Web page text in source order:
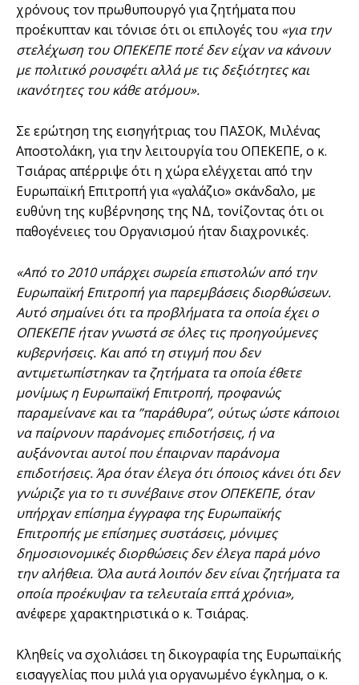
χρόνους τον πρωθυπουργό για ζητήματα που
προέκυπταν και τόνισε ότι οι επιλογές του «για την
στελέχωση του ΟΠΕΚΕΠΕ ποτέ δεν είχαν να κάνουν
με πολιτικό ρουσφέτι αλλά με τις δεξιότητες και
ικανότητες του κάθε ατόμου».
Σε ερώτηση της εισηγήτριας του ΠΑΣΟΚ, Μιλένας
Αποστολάκη, για την λειτουργία του ΟΠΕΚΕΠΕ, ο κ.
Τσιάρας απέρριψε ότι η χώρα ελέγχεται από την
Ευρωπαϊκή Επιτροπή για «γαλάζιο» σκάνδαλο, με
ευθύνη της κυβέρνησης της ΝΔ, τονίζοντας ότι οι
παθογένειες του Οργανισμού ήταν διαχρονικές.
«Από το 2010 υπάρχει σωρεία επιστολών από την
Ευρωπαϊκή Επιτροπή για παρεμβάσεις διορθώσεων.
Αυτό σημαίνει ότι τα προβλήματα τα οποία έχει ο
ΟΠΕΚΕΠΕ ήταν γνωστά σε όλες τις προηγούμενες
κυβερνήσεις. Και από τη στιγμή που δεν
αντιμετωπίστηκαν τα ζητήματα τα οποία έθετε
μονίμως η Ευρωπαϊκή Επιτροπή, προφανώς
παραμείνανε και τα ”παράθυρα”, ούτως ώστε κάποιοι
να παίρνουν παράνομες επιδοτήσεις, ή να
αυξάνονται αυτοί που έπαιρναν παράνομα
επιδοτήσεις. Άρα όταν έλεγα ότι όποιος κάνει ότι δεν
γνώριζε για το τι συνέβαινε στον ΟΠΕΚΕΠΕ, όταν
υπήρχαν επίσημα έγγραφα της Ευρωπαϊκής
Επιτροπής με επίσημες συστάσεις, μόνιμες
δημοσιονομικές διορθώσεις δεν έλεγα παρά μόνο
την αλήθεια. Όλα αυτά λοιπόν δεν είναι ζητήματα τα
οποία προέκυψαν τα τελευταία επτά χρόνια»,
ανέφερε χαρακτηριστικά ο κ. Τσιάρας.
Κληθείς να σχολιάσει τη δικογραφία της Ευρωπαϊκής
εισαγγελίας που μιλά για οργανωμένο έγκλημα, ο κ.